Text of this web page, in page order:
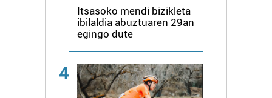
Itsasoko mendi bizikleta
ibilaldia abuztuaren 29an
egingo dute
4